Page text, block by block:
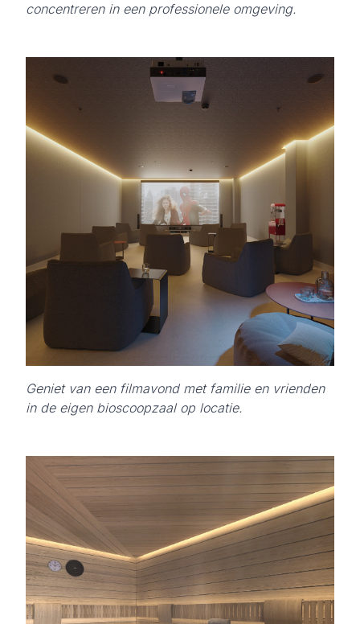
concentreren in een professionele omgeving.
Geniet van een filmavond met familie en vrienden
in de eigen bioscoopzaal op locatie.